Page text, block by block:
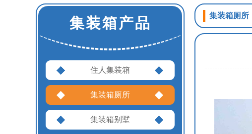
集装箱产品
住人集装箱
集装箱厕所
集装箱别墅
集装箱厕所